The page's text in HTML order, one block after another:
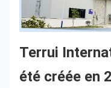
Terrui
été créée en